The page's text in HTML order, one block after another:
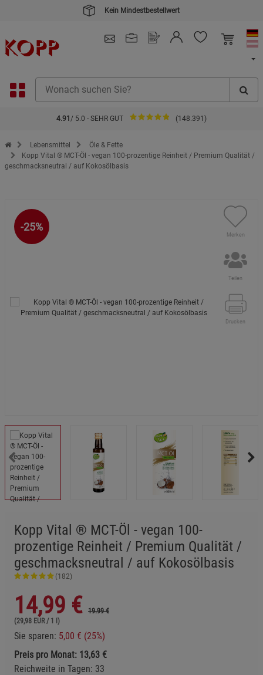
Kein Mindestbestellwert
4.91 / 5.0 - SEHR GUT (148.391)
Zur Startseite des Kopp Verlag Online-Shop
Lebensmittel
Öle & Fette
Kopp Vital ® MCT-Öl - vegan 100-prozentige Reinheit / Premium Qualität /
geschmacksneutral / auf Kokosölbasis
-25%
Merken
Teilen
Drucken
Kopp Vital ® MCT-Öl - vegan 100-
prozentige Reinheit / Premium Qualität /
geschmacksneutral / auf Kokosölbasis
(182)
14,99 €
19.99 €
(29,98 EUR / 1 l)
Sie sparen: 5,00 € (25%)
Preis pro Monat: 13,63 €
Reichweite in Tagen: 33